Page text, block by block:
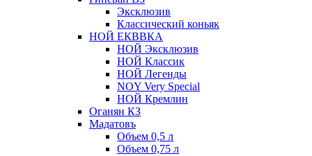
Эксклюзив
Классический коньяк
НОЙ ЕКВВКА
НОЙ Эксклюзив
НОЙ Классик
НОЙ Легенды
NOY Very Speсial
НОЙ Кремлин
Оганян КЗ
Мадатовъ
Объем 0,5 л
Объем 0,75 л